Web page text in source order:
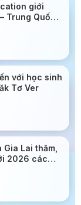
giới
Trung Quốc
với học sinh
Tơ Ver
Lai thăm,
2026 các